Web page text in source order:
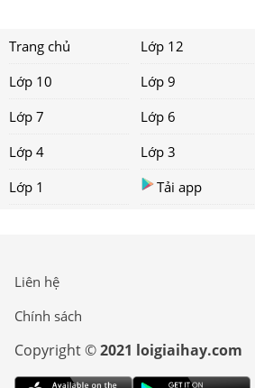
Trang chủ Lớp 12
Lớp 10
Lớp 9
Lớp 7
Lớp 6
Lớp 4
Lớp 3
Lớp 1
Tải app
Liên hệ
Chính sách
Copyright ©2021 loigiaihay.com